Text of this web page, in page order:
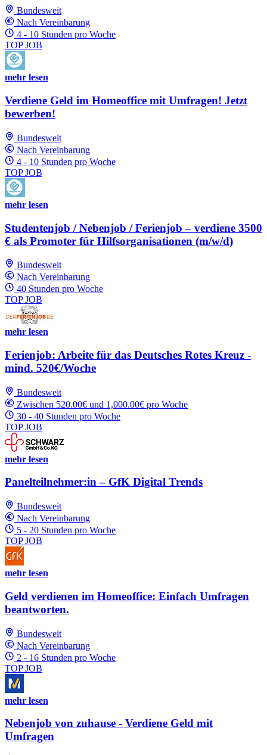
Bundesweit
Nach Vereinbarung
4 - 10 Stunden pro Woche
TOP JOB
mehr lesen
Verdiene Geld im Homeoffice mit Umfragen! Jetzt
bewerben!
Bundesweit
Nach Vereinbarung
4 - 10 Stunden pro Woche
TOP JOB
mehr lesen
Studentenjob / Nebenjob / Ferienjob – verdiene 3500
€ als Promoter für Hilfsorganisationen (m/w/d)
Bundesweit
Nach Vereinbarung
40 Stunden pro Woche
TOP JOB
mehr lesen
Ferienjob: Arbeite für das Deutsches Rotes Kreuz -
mind. 520€/Woche
Bundesweit
Zwischen 520.00€ und 1,000.00€ pro Woche
30 - 40 Stunden pro Woche
TOP JOB
mehr lesen
Panelteilnehmer:in – GfK Digital Trends
Bundesweit
Nach Vereinbarung
5 - 20 Stunden pro Woche
TOP JOB
mehr lesen
Geld verdienen im Homeoffice: Einfach Umfragen
beantworten.
Bundesweit
Nach Vereinbarung
2 - 16 Stunden pro Woche
TOP JOB
mehr lesen
Nebenjob von zuhause - Verdiene Geld mit
Umfragen